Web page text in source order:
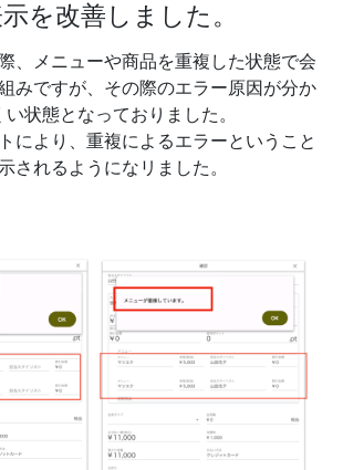
を改善しました。
、メニューや商品を重複した状態で会
みですが、その際のエラー原因が分か
い状態となっておりました。
により、重複によるエラーということ
されるようになリました。